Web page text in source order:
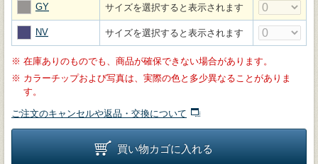
GY サイズを選択すると表示されます
NV サイズを選択すると表示されます
※ 在庫ありのものでも、商品が確保できない場合があります。
※ カラーチップおよび写真は、実際の色と多少異なることがありま
す。
ご注文のキャンセルや返品・交換について
買い物カゴに入れる